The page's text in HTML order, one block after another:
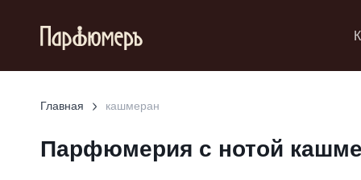
Главная кашмеран
Парфюмерия с нотой